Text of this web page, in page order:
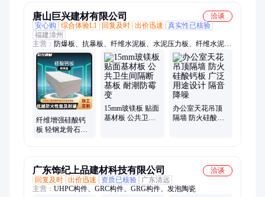
唐山巨兴建材有限公司
洽谈
安心购
综合体验L1 回复及时 出价迅速
真实性已核验
福建漳州
主营： 防爆板、抗暴板、纤维水泥板、水泥压力板、纤维水泥压
力板、钢筋桁架楼承板、轻质隔墙板、阻尼隔音板、玻镁板、硅
酸钙板、内外墙装饰材料、纤维增强水泥复合钢板、纤维增强水
泥压力板、20厚水泥纤维板价格、钢结构轻型楼层板、菱镁板、
室内地板砖、护墙板、纤维水泥通体板、纤维水泥拉槽板、纤维
水泥木纹板、纤维水泥防爆板、纤维水泥抗暴板、防火板、楼板
纤维增强硅酸钙
板 轻钢龙骨石膏
15mm玻镁板 贴面
基材板 公共卫生
办公室天花吊顶
隔墙 防火硅酸钙
广东饰纪上品建材科技有限公司
洽谈
回复及时 出价迅速 资质已核验
广东清远
主营： UHPC构件、GRC构件、GRG构件、发泡陶瓷